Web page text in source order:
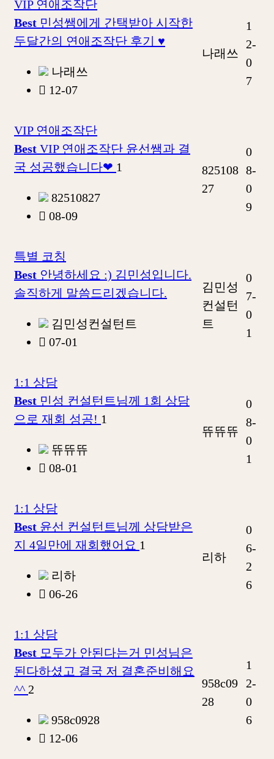
VIP 연애조작단
Best 민성쌤에게 간택받아 시작한
두달간의 연애조작단 후기 ♥
나래쓰
12-07
나래쓰
1
2-
0
7
VIP 연애조작단
Best VIP 연애조작단 윤선쌤과 결
국 성공했습니다❤ 1
82510827
08-09
825108
27
0
8-
0
9
특별 코칭
Best 안녕하세요 :) 김민성입니다.
솔직하게 말씀드리겠습니다.
김민성컨설턴트
07-01
김민성
컨설턴
트
0
7-
0
1
1:1 상담
Best 민성 컨설턴트님께 1회 상담
으로 재회 성공! 1
뜌뜌뜌
08-01
뜌뜌뜌
0
8-
0
1
1:1 상담
Best 윤선 컨설턴트님께 상담받은
지 4일만에 재회했어요 1
리하
06-26
리하
0
6-
2
6
1:1 상담
Best 모두가 안된다는거 민성님은
된다하셨고 결국 저 결혼준비해요
^^ 2
958c0928
12-06
958c09
28
1
2-
0
6